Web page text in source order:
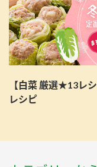
【白菜 厳選★13レ
レシピ